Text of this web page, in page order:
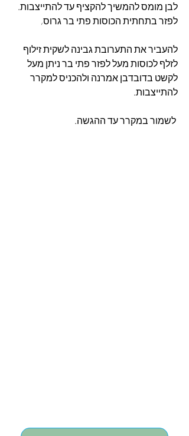
לבן מומס להמשיך להקציף עד להתייצבות.
לפזר בתחתית הכוסות פתי בר גרוס,
להעביר את התערובת גבינה לשקית זילוף
לזלף לכוסות מעל לפזר פתי בר ניתן מעל
לקשט בדובדבן אמרנה ולהכניס למקרר
להתייצבות.